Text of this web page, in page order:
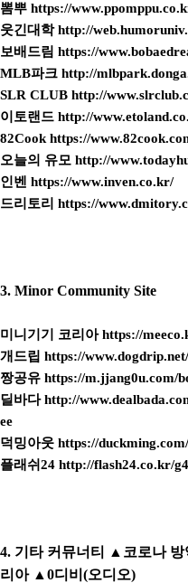
뽐뿌 https://
웃긴대학http://
보배드림 https://
MLB파크 http://
SLR CLUB http://
이토랜드 http://
82Cook https://
오늘의 유모 http://
인벤 https://www.inven.co.kr/
드리토리 https://
3. Minor Community Site
미니기기 코리아https://
개드립 https://
짱공유 https://m.jjang0u.com/
딜바다http://
ee
덕밍아웃 https://
플래쉬24 http://flash24.co.kr/
4. 기타 커뮤너티 ▲코로나
리아 ▲0디비(오디오)